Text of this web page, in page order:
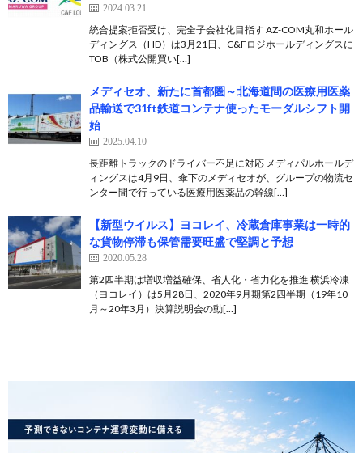
2024.03.21
統合提案拒否受け、完全子会社化目指す AZ-COM丸和ホール
ディングス（HD）は3月21日、C&Fロジホールディングスに
TOB（株式公開買い[…]
メディセオ、新たに首都圏～北海道間の医療用医薬
品輸送で31ft鉄道コンテナ使ったモーダルシフト開
始
2025.04.10
長距離トラックのドライバー不足に対応 メディパルホールデ
ィングスは4月9日、傘下のメディセオが、グループの物流セ
ンター間で行っている医療用医薬品の幹線[…]
【新型ウイルス】ヨコレイ、冷蔵倉庫事業は一時的
な貨物停滞も保管需要旺盛で堅調と予想
2020.05.28
第2四半期は増収増益確保、省人化・省力化を推進 横浜冷凍
（ヨコレイ）は5月28日、2020年9月期第2四半期（19年10
月～20年3月）決算説明会の動[…]